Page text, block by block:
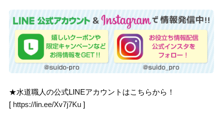
★水道職人の公式LINEアカウントはこちらから！
[ https://lin.ee/Xv7j7Ku ]